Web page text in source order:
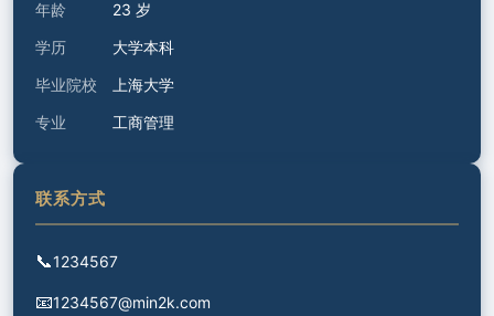
年龄
23 岁
学历
大学本科
毕业院校
上海大学
专业
工商管理
联系方式
📞1234567
📧1234567@min2k.com